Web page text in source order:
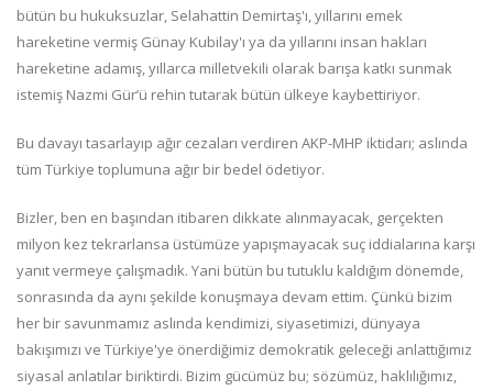
bütün bu hukuksuzlar, Selahattin Demirtaş'ı, yıllarını emek
hareketine vermiş Günay Kubilay'ı ya da yıllarını insan hakları
hareketine adamış, yıllarca milletvekili olarak barışa katkı sunmak
istemiş Nazmi Gür’ü rehin tutarak bütün ülkeye kaybettiriyor.
Bu davayı tasarlayıp ağır cezaları verdiren AKP-MHP iktidarı; aslında
tüm Türkiye toplumuna ağır bir bedel ödetiyor.
Bizler, ben en başından itibaren dikkate alınmayacak, gerçekten
milyon kez tekrarlansa üstümüze yapışmayacak suç iddialarına karşı
yanıt vermeye çalışmadık. Yani bütün bu tutuklu kaldığım dönemde,
sonrasında da aynı şekilde konuşmaya devam ettim. Çünkü bizim
her bir savunmamız aslında kendimizi, siyasetimizi, dünyaya
bakışımızı ve Türkiye'ye önerdiğimiz demokratik geleceği anlattığımız
siyasal anlatılar biriktirdi. Bizim gücümüz bu; sözümüz, haklılığımız,